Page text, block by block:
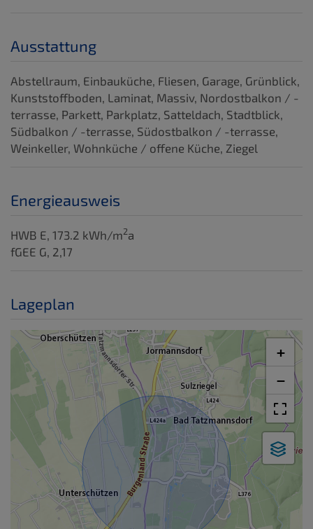
Ausstattung
Abstellraum Einbauküche Fliesen Garage Grünblick
Kunststoffboden Laminat Massiv Nordostbalkon / -
terrasse Parkett Parkplatz Satteldach Stadtblick
Südbalkon / -terrasse Südostbalkon / -terrasse
Weinkeller Wohnküche / offene Küche Ziegel
Energieausweis
HWB E, 173.2 kWh/m2a
fGEE G, 2,17
Lageplan
+
−